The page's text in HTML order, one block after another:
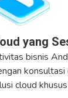
yang
bisnis
konsultasi
cloud